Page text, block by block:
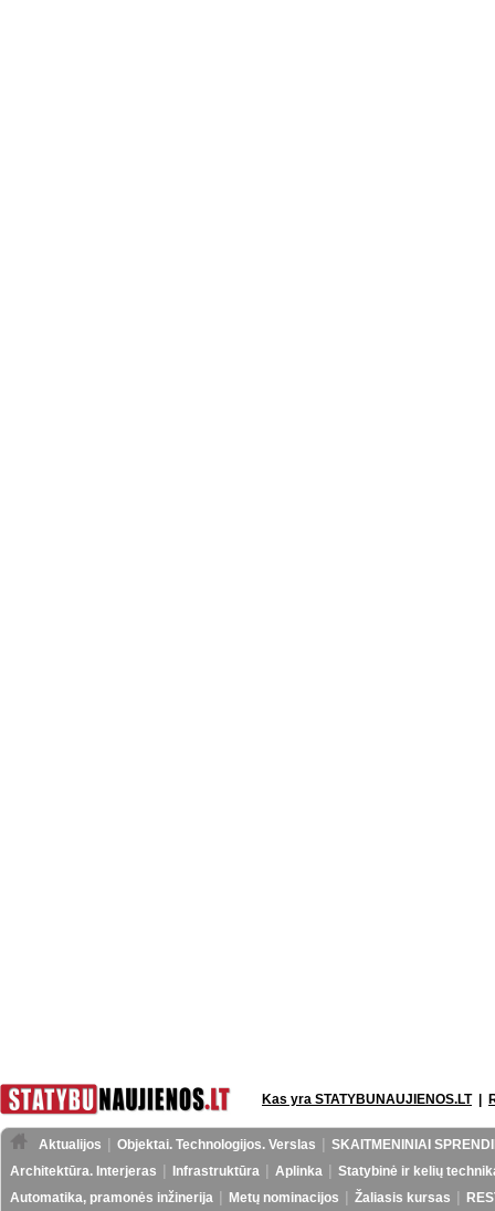
Kas yra STATYBUNAUJIENOS.LT|
Aktualijos Objektai. Technologijos. Verslas
SKAITMENINIAI
Architektūra. Interjeras
Infrastruktūra Aplinka
Statybinė ir kelių
Automatika, pramonės inžinerija
Metų nominacijos Žaliasis kursas